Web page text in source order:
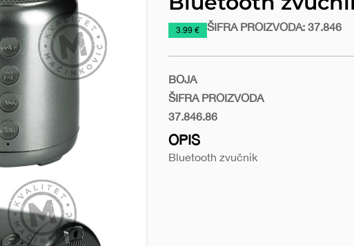
https://www.macinkovic.rs/reklamni-
accord
3.99 € ŠIFRA PROIZVODA: 37.846
BOJA
ŠIFRA PROIZVODA
Gun
37.846.86
OPIS
Bluetooth zvučnik